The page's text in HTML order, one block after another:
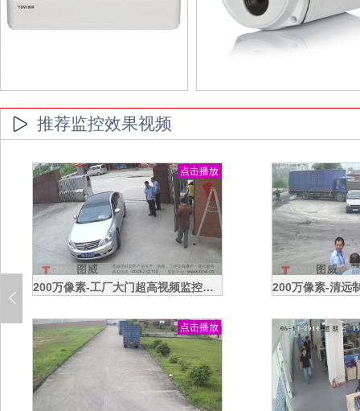
推荐监控效果视频
点击播放
200万像素-工厂大门超高视频监控效果录像演示
点击播放